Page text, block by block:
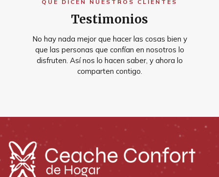
QUÉ DICEN NUESTROS CLIENTES
Testimonios
No hay nada mejor que hacer las cosas bien y
que las personas que confían en nosotros lo
disfruten. Así nos lo hacen saber, y ahora lo
comparten contigo.